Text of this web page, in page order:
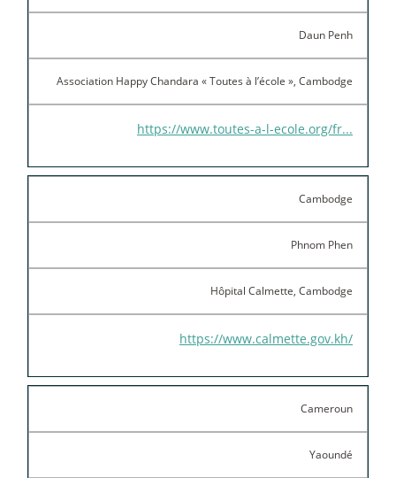
Daun Penh
Association Happy Chandara «Toutes à l’école », Cambodge
https://www.toutes-a-l-ecole.org/fr...
Cambodge
Phnom Phen
Hôpital Calmette, Cambodge
https://www.calmette.gov.kh/
Cameroun
Yaoundé